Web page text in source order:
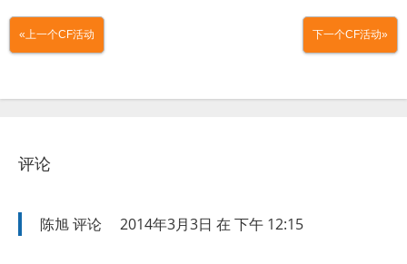
«上一个CF活动 下一个CF活动»
评论
陈旭评论 2014年3月3日 在 下午 12:15